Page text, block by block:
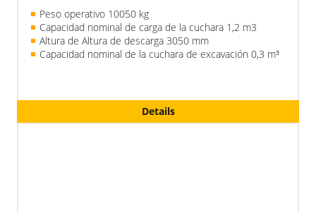
Peso operativo 10050 kg
Capacidad nominal de carga de la cuchara 1,2 m3
Altura de Altura de descarga 3050 mm
Capacidad nominal de la cuchara de excavación 0,3 m³
Details